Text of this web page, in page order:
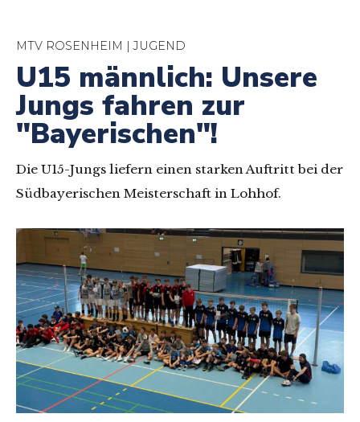
MTV ROSENHEIM | JUGEND
U15 männlich: Unsere
Jungs fahren zur
"Bayerischen"!
Die U15-Jungs liefern einen starken Auftritt bei der
Südbayerischen Meisterschaft in Lohhof.